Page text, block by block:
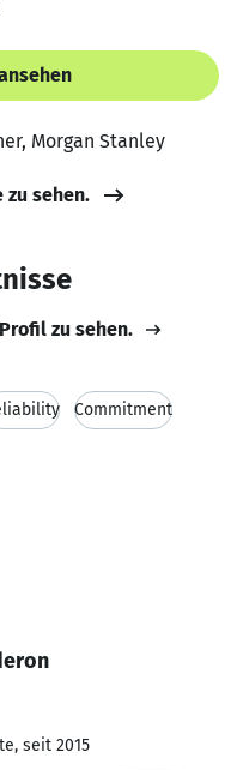
Morgan Stanley
zu sehen.
zu sehen.
Commitment
seit 2015